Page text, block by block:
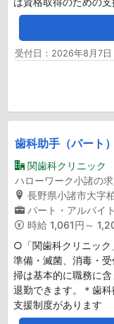
受付日：2026年8月7
歯科助手（パート）
関歯科クリニック
ハローワーク小諸の求
長野県小諸市大字
パート・アルバイト
時給 1,061円～
○「関歯科クリニッ
準備・滅菌、消毒・
掃は基本的に職務に
退勤できます。＊歯
支援制度があります